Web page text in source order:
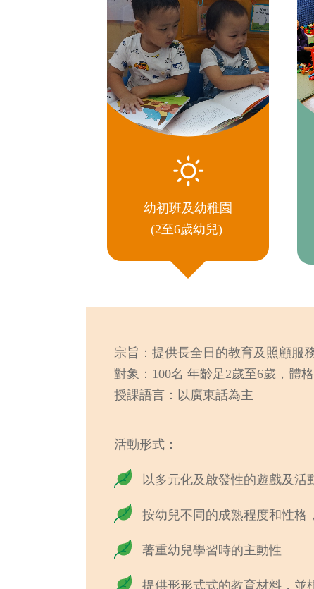
幼初班及幼稚園
(2至6歲幼兒)
宗旨：提供長全日的教育及照顧服
對象：100名 年齡足2歲至6歲，體
授課語言：以廣東話為主
活動形式：
以多元化及啟發性的遊戲及活
按幼兒不同的成熟程度和性格
著重幼兒學習時的主動性
提供形形式式的教育材料，並